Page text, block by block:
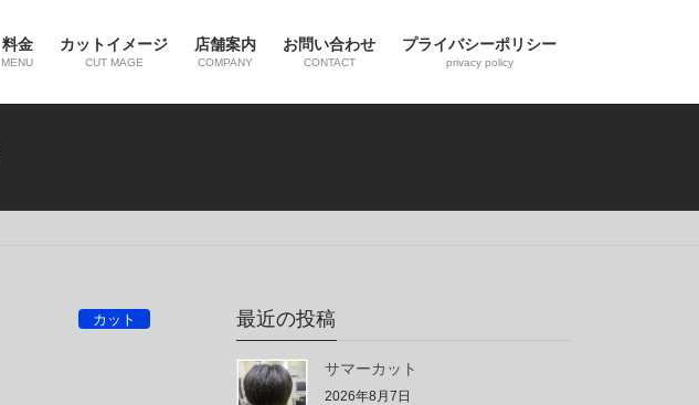
料金
MENU
カットイメージ
CUT MAGE
店舗案内
COMPANY
お問い合わせ
CONTACT
プライバシーポリシー
privacy policy
カット 最近の投稿
サマーカット
2026年8月7日